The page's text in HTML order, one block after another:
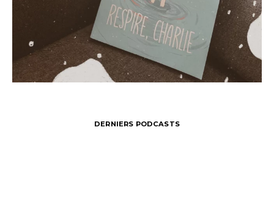
DERNIERS PODCASTS